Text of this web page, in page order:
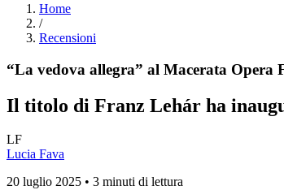
Home
/
Recensioni
“La vedova allegra” al Macerata Opera
Il titolo di Franz Lehár ha
LF
Lucia Fava
20 luglio 2025 • 3 minuti di lettura